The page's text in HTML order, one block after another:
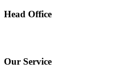
Head Office
Our Service